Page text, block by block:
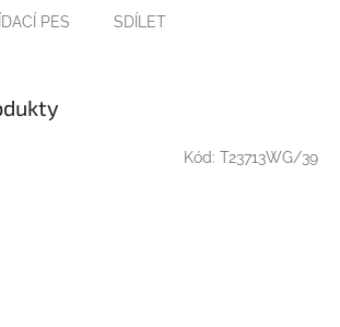
PES SDÍLET
Kód: T23713WG/39